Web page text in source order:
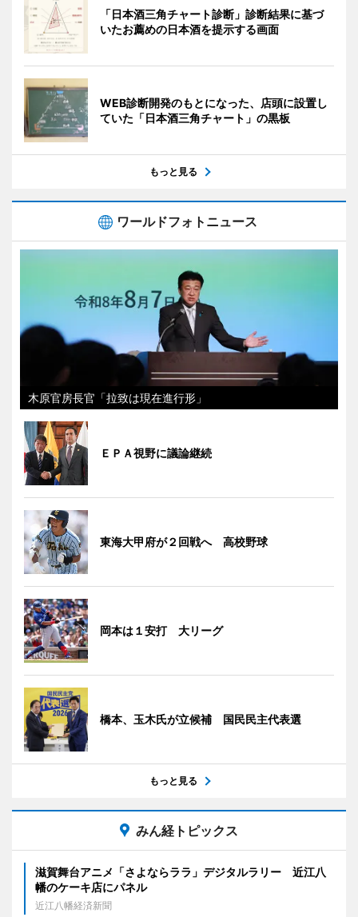
「日本酒三角チャート診断」診断結果に基づ
いたお薦めの日本酒を提示する画面
WEB診断開発のもとになった、店頭に設置し
ていた「日本酒三角チャート」の黒板
もっと見る
ワールドフォトニュース
木原官房長官「拉致は現在進行形」
ＥＰＡ視野に議論継続
東海大甲府が２回戦へ 高校野球
岡本は１安打 大リーグ
橋本、玉木氏が立候補 国民民主代表選
もっと見る
みん経トピックス
滋賀舞台アニメ「さよならララ」デジタルラリー 近江八
幡のケーキ店にパネル
近江八幡経済新聞